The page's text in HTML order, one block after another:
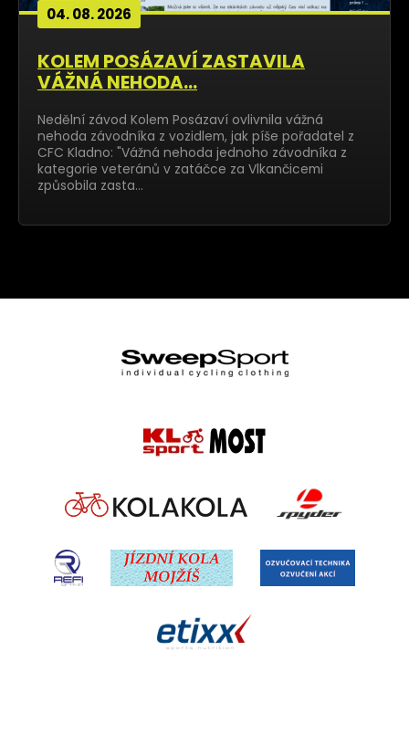
KOLEM POSÁZAVÍ ZASTAVILA
VÁŽNÁ NEHODA...
04. 08. 2026
Nedělní závod Kolem Posázaví ovlivnila vážná
nehoda závodníka z vozidlem, jak píše pořadatel z
CFC Kladno: "Vážná nehoda jednoho závodníka z
kategorie veteránů v zatáčce za Vlkančicemi
způsobila zasta…